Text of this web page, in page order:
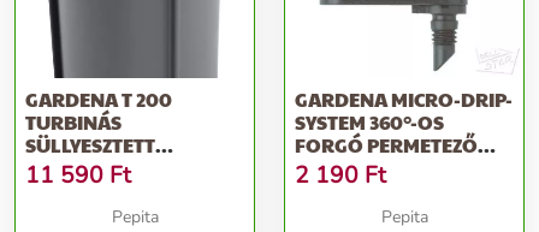
GARDENA T 200
TURBINÁS
SÜLLYESZTETT
ESŐZTETŐ
11 590 Ft
Pepita
GARDENA MICRO-DRIP-
SYSTEM 360°-OS
FORGÓ PERMETEZŐ
ESŐZTETŐ 2 DB
2 190 Ft
Pepita